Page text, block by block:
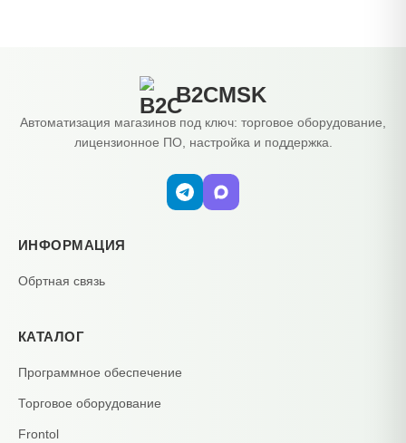
B2CMSK
Автоматизация магазинов под ключ: торговое оборудование,
лицензионное ПО, настройка и поддержка.
ИНФОРМАЦИЯ
Обртная связь
КАТАЛОГ
Программное обеспечение
Торговое оборудование
Frontol